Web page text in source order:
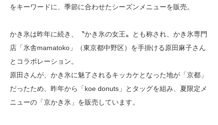
をキーワードに、季節に合わせたシーズンメニューを販売。
かき氷は昨年に続き、〝かき氷の女王〟とも称され、かき氷専門
店「氷舎mamatoko」（東京都中野区）を手掛ける原田麻子さん
とコラボレーション。
原田さんが、かき氷に魅了されるキッカケとなった地が「京都」
だったため、昨年から「koe donuts」とタッグを組み、夏限定メ
ニューの「京かき氷」を販売しています。